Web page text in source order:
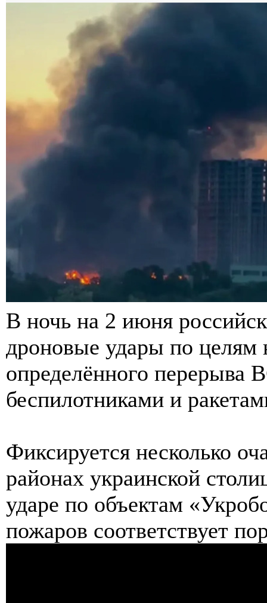
В ночь на 2 июня
дроновые удары по
определённого перерыва
беспилотниками и
Фиксируется несколько
районах украинской
ударе по объектам
пожаров соответствует